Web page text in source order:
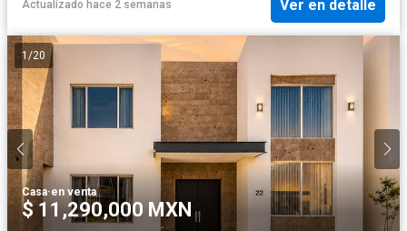
Actualizado hace 2 semanas Ver en detalle
1 /20
Casa·en venta
$ 11,290,000 MXN